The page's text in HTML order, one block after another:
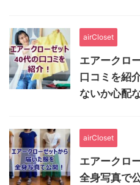
airCloset
エアークロ
口コミを紹
ないか心配
airCloset
エアークロ
全身写真で